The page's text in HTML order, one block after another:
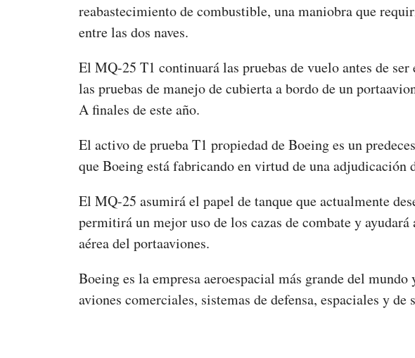
reabastecimiento de combustible, una maniobra que
entre las dos naves.
El MQ-25 T1 continuará las pruebas de vuelo antes de
las pruebas de manejo de cubierta a bordo de un
A finales de este año.
El activo de prueba T1 propiedad de Boeing es un
que Boeing está fabricando en virtud de una adjudicación
El MQ-25 asumirá el papel de tanque que actualmente
permitirá un mejor uso de los cazas de combate y
aérea del portaaviones.
Boeing es la empresa aeroespacial más grande del
aviones comerciales, sistemas de defensa, espaciales y